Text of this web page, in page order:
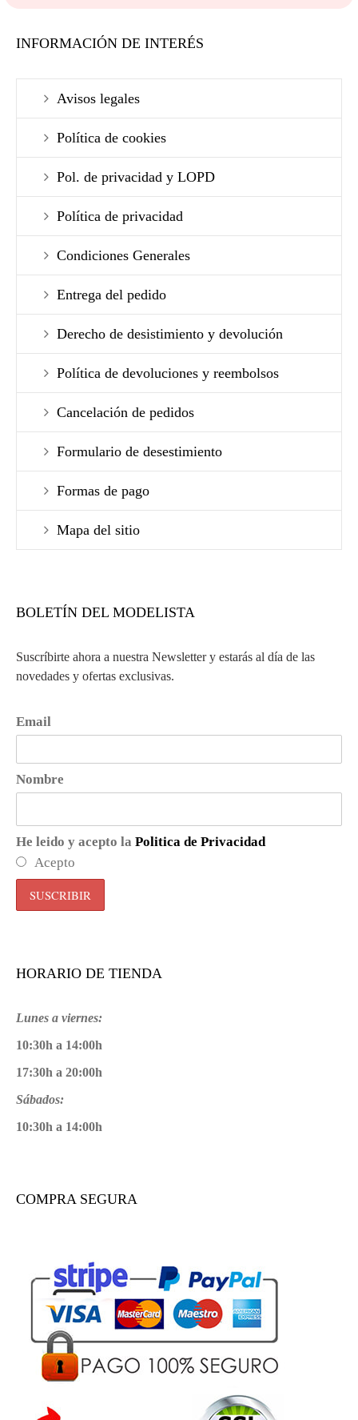
INFORMACIÓN DE INTERÉS
Avisos legales
Política de cookies
Pol. de privacidad y LOPD
Política de privacidad
Condiciones Generales
Entrega del pedido
Derecho de desistimiento y devolución
Política de devoluciones y reembolsos
Cancelación de pedidos
Formulario de desestimiento
Formas de pago
Mapa del sitio
BOLETÍN DEL MODELISTA
Suscríbirte ahora a nuestra Newsletter y estarás al día de las
novedades y ofertas exclusivas.
Email
Nombre
He leido y acepto la Politica de Privacidad
Acepto
HORARIO DE TIENDA
Lunes a viernes:
10:30h a 14:00h
17:30h a 20:00h
Sábados:
10:30h a 14:00h
COMPRA SEGURA